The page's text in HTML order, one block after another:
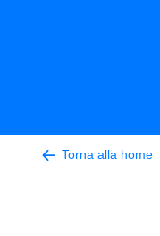
Torna alla home